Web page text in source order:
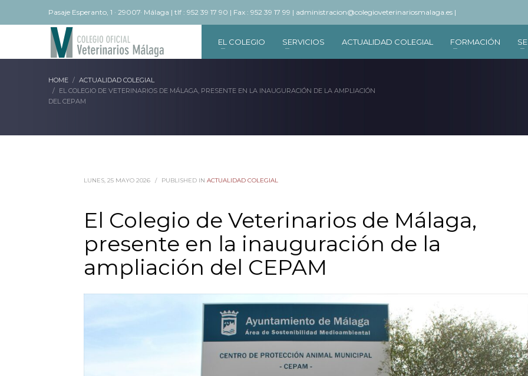
Pasaje Esperanto, 1 · 29007· Málaga | tlf : 952 39 17 90 | Fax : 952 39 17 99 | administracion@colegioveterinariosmalaga.es |
EL COLEGIO SERVICIOS ACTUALIDAD COLEGIAL FORMACIÓN
HOME
ACTUALIDAD COLEGIAL
EL COLEGIO DE VETERINARIOS DE MÁLAGA, PRESENTE EN LA INAUGURACIÓN DE LA AMPLIACIÓN
DEL CEPAM
LUNES, 25 MAYO 2026 / PUBLISHED IN ACTUALIDAD COLEGIAL
El Colegio de Veterinarios de Málaga,
presente en la inauguración de la
ampliación del CEPAM